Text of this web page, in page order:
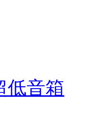
低音箱